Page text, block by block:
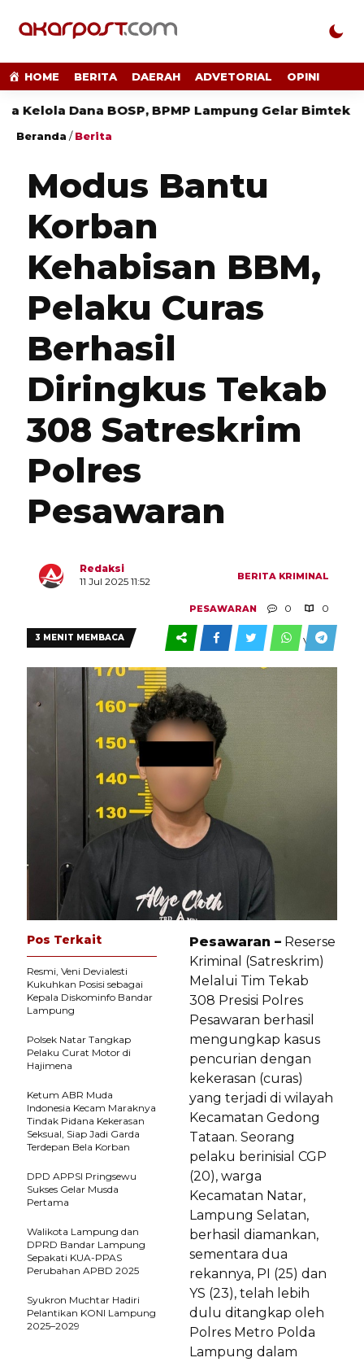
HOME BERITA DAERAH ADVETORIAL OPINI
Dana BOSP, BPMP Lampung Gelar Bimtek
Beranda /Berita
Modus Bantu
Korban
Kehabisan BBM,
Pelaku Curas
Berhasil
Diringkus Tekab
308 Satreskrim
Polres
Pesawaran
Redaksi
11 Jul 2025 11:52
BERITA KRIMINAL
PESAWARAN 0 0
VIEW
3 MENIT MEMBACA
Pesawaran – Reserse
Kriminal (Satreskrim)
Melalui Tim Tekab
308 Presisi Polres
Pesawaran berhasil
mengungkap kasus
pencurian dengan
kekerasan (curas)
yang terjadi di wilayah
Kecamatan Gedong
Tataan. Seorang
pelaku berinisial CGP
(20), warga
Kecamatan Natar,
Lampung Selatan,
berhasil diamankan,
sementara dua
rekannya, PI (25) dan
YS (23), telah lebih
dulu ditangkap oleh
Polres Metro Polda
Lampung dalam
Pos Terkait
Resmi, Veni Devialesti
Kukuhkan Posisi sebagai
Kepala Diskominfo Bandar
Lampung
Polsek Natar Tangkap
Pelaku Curat Motor di
Hajimena
Ketum ABR Muda
Indonesia Kecam Maraknya
Tindak Pidana Kekerasan
Seksual, Siap Jadi Garda
Terdepan Bela Korban
DPD APPSI Pringsewu
Sukses Gelar Musda
Pertama
Walikota Lampung dan
DPRD Bandar Lampung
Sepakati KUA-PPAS
Perubahan APBD 2025
Syukron Muchtar Hadiri
Pelantikan KONI Lampung
2025–2029